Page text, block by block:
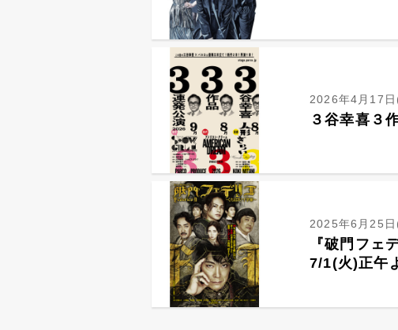
2026年4月17日
３谷幸喜３
2025年6月25日
『破門フェ
7/1(火)正午